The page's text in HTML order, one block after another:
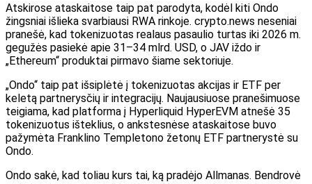
Atskirose ataskaitose taip pat parodyta, kodėl kiti Ondo
žingsniai išlieka svarbiausi RWA rinkoje. crypto.news neseniai
pranešė, kad tokenizuotas realaus pasaulio turtas iki 2026 m.
gegužės pasiekė apie 31–34 mlrd. USD, o JAV iždo ir
„Ethereum“ produktai pirmavo šiame sektoriuje.
„Ondo“ taip pat išsiplėtė į tokenizuotas akcijas ir ETF per
keletą partnerysčių ir integracijų. Naujausiuose pranešimuose
teigiama, kad platforma į Hyperliquid HyperEVM atnešė 35
tokenizuotus išteklius, o ankstesnėse ataskaitose buvo
pažymėta Franklino Templetono žetonų ETF partnerystė su
Ondo.
Ondo sakė, kad toliau kurs tai, ką pradėjo Allmanas. Bendrovė